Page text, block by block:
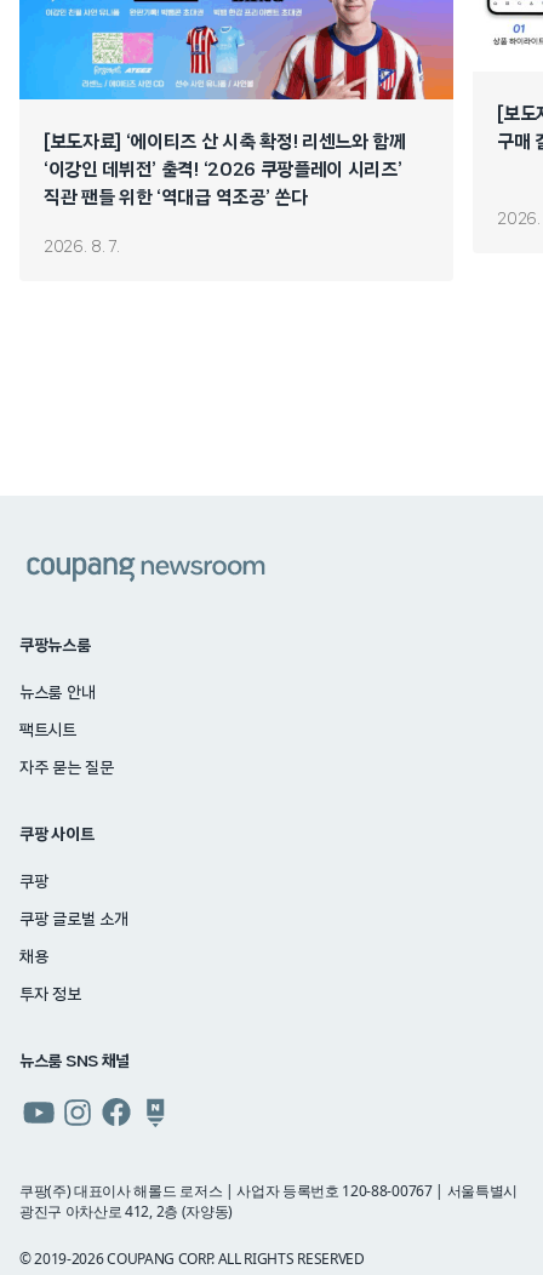
[보도자료] ‘에이티즈 산 시축 확정! 리센느와 함께
‘이강인 데뷔전’ 출격! ‘2026 쿠팡플레이 시리즈’
직관 팬들 위한 ‘역대급 역조공’ 쏜다
2026. 8. 7.
[보
구매
2026.
쿠팡뉴스룸
뉴스룸 안내
팩트시트
자주 묻는 질문
쿠팡 사이트
쿠팡
쿠팡 글로벌 소개
채용
투자 정보
뉴스룸 SNS 채널
유튜브인스타그램
페이스북네이버
블로그
쿠팡(주) 대표이사 해롤드 로저스 | 사업자 등록번호 120-88-00767 | 서울특별시
광진구 아차산로 412, 2층 (자양동)
© 2019-2026 COUPANG CORP. ALL RIGHTS RESERVED